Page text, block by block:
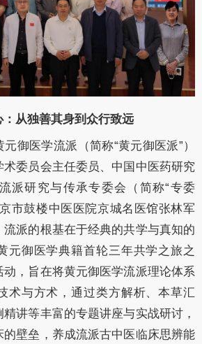
从独善其身到众行致远
御医学流派（简称“黄元御医派”）
委员会主任委员、中国中医药研究
派研究与传承专委会（简称“专委
市鼓楼中医医院京城名医馆张林军
派的根基在于经典的共学与真知的
元御医学典籍首轮三年共学之旅之
动，旨在将黄元御医学流派理论体系
术与方术，通过类方解析、本草汇
讲等丰富的专题讲座与实战研讨，
壁垒，养成流派古中医临床思辨能